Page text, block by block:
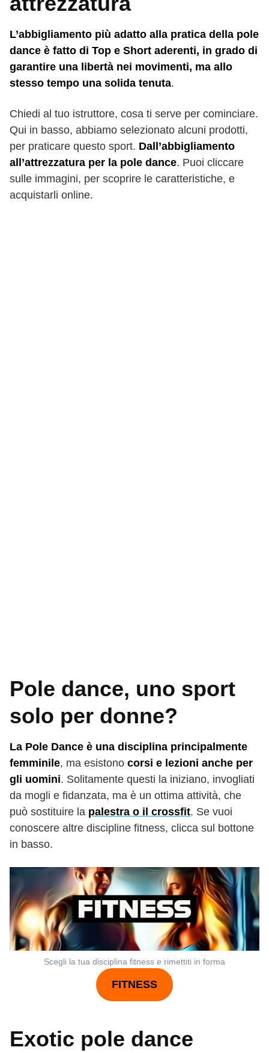
L’abbigliamento più adatto alla pratica della pole
dance è fatto di Top e Short aderenti, in grado di
garantire una libertà nei movimenti, ma allo
stesso tempo una solida tenuta.
Chiedi al tuo istruttore, cosa ti serve per cominciare.
Qui in basso, abbiamo selezionato alcuni prodotti,
per praticare questo sport. Dall’abbigliamento
all’attrezzatura per la pole dance. Puoi cliccare
sulle immagini, per scoprire le caratteristiche, e
acquistarli online.
Pole dance, uno sport
solo per donne?
La Pole Dance è una disciplina principalmente
femminile, ma esistono corsi e lezioni anche per
gli uomini. Solitamente questi la iniziano, invogliati
da mogli e fidanzata, ma è un ottima attività, che
può sostituire la palestra o il crossfit. Se vuoi
conoscere altre discipline fitness, clicca sul bottone
in basso.
Scegli la tua disciplina fitness e rimettiti in forma
FITNESS
Exotic pole dance